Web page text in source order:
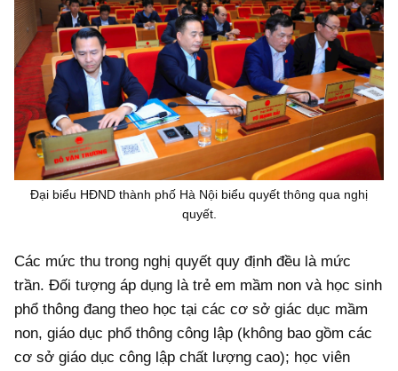
Đại biểu HĐND thành phố Hà Nội biểu quyết thông qua nghị
quyết.
Các mức thu trong nghị quyết quy định đều là mức
trần. Đối tượng áp dụng là trẻ em mầm non và học sinh
phổ thông đang theo học tại các cơ sở giác dục mầm
non, giáo dục phổ thông công lập (không bao gồm các
cơ sở giáo dục công lập chất lượng cao); học viên